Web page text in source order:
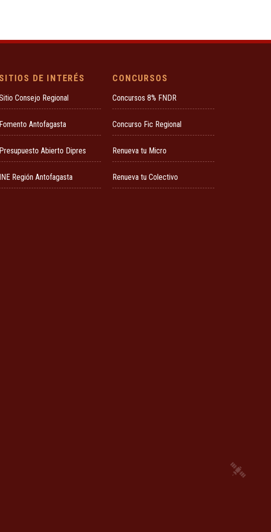
SITIOS DE INTERÉS
Consejo Regional
Fomento Antofagasta
Presupuesto Abierto Dipres
INE Región Antofagasta
CONCURSOS
Concursos 8% FNDR
Concurso Fic Regional
Renueva tu Micro
Renueva tu Colectivo